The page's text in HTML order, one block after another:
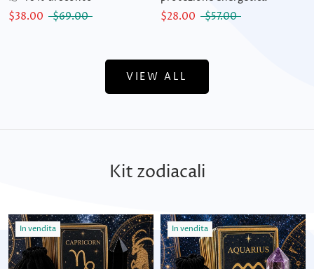
$38.00
$69.00
$28.00
$57.00
VIEW ALL
Kit zodiacali
In vendita In vendita